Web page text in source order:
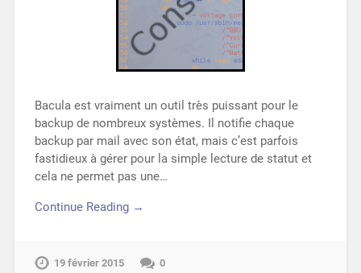
Bacula est vraiment un outil très puissant pour le
backup de nombreux systèmes. Il notifie chaque
backup par mail avec son état, mais c’est parfois
fastidieux à gérer pour la simple lecture de statut et
cela ne permet pas une…
Continue Reading →
19 février 2015 0